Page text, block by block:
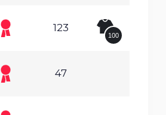
123
100
47